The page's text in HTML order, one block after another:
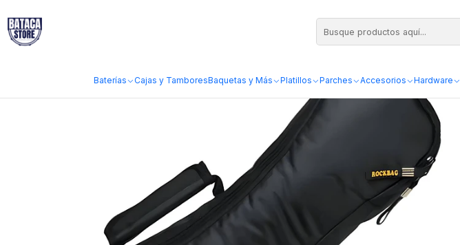
Baterías Cajas y TamboresBaquetas y Más Platillos Parches Accesorios Hardware